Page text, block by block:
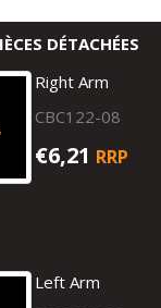
DÉTACHÉES
Right Arm
CBC122-08
€6,21 RRP
Left Arm